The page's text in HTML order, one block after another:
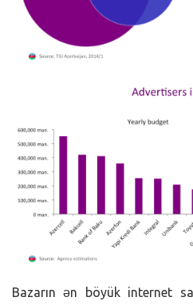
Bazarın ən böyük internet